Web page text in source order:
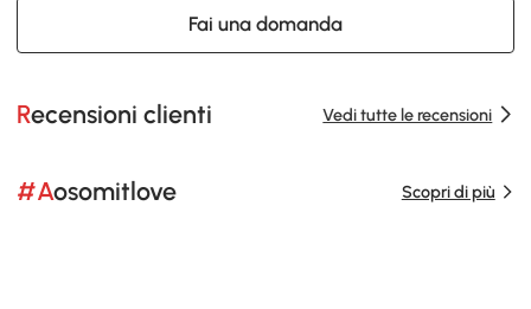
Fai una domanda
Recensioni clienti Vedi tutte le recensioni
#Aosomitlove Scopri di più